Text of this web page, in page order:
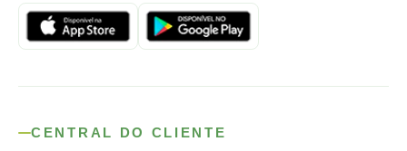
CENTRAL DO CLIENTE